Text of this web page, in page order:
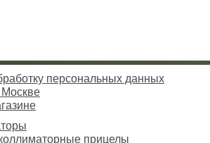
персональных данных
прицелы